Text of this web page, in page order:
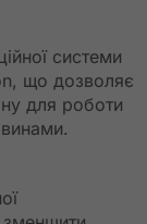
системи
що дозволяє
для роботи